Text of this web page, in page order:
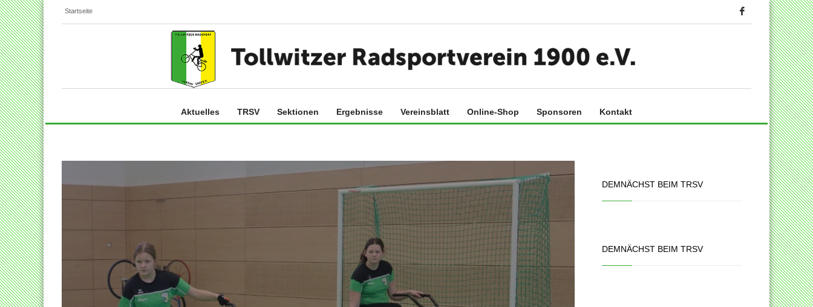
Startseite
Aktuelles TRSV Sektionen Ergebnisse Vereinsblatt Online-Shop Sponsoren Kontakt
DEMNÄCHST BEIM TRSV
DEMNÄCHST BEIM TRSV